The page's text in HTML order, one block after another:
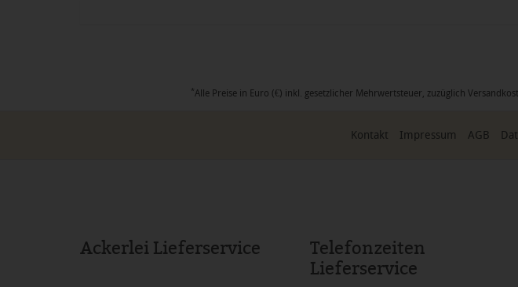
*Alle Preise in Euro (€) inkl. gesetzlicher Mehrwertsteuer, zuzüglich
Kontakt Impressum AGB
Ackerlei Lieferservice
Telefonzeiten
Lieferservice